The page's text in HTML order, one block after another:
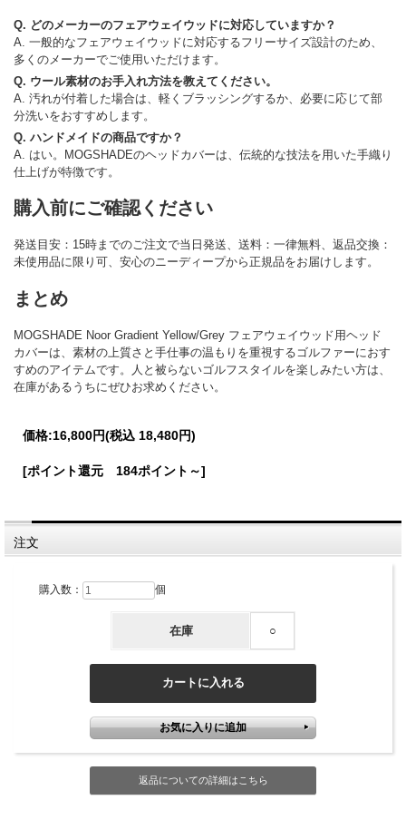
Q. どのメーカーのフェアウェイウッドに対応していますか？
A. 一般的なフェアウェイウッドに対応するフリーサイズ設計のため、
多くのメーカーでご使用いただけます。
Q. ウール素材のお手入れ方法を教えてください。
A. 汚れが付着した場合は、軽くブラッシングするか、必要に応じて部
分洗いをおすすめします。
Q. ハンドメイドの商品ですか？
A. はい。MOGSHADEのヘッドカバーは、伝統的な技法を用いた手織り
仕上げが特徴です。
購入前にご確認ください
発送目安：15時までのご注文で当日発送、送料：一律無料、返品交換：
未使用品に限り可、安心のニーディープから正規品をお届けします。
まとめ
MOGSHADE Noor Gradient Yellow/Grey フェアウェイウッド用ヘッド
カバーは、素材の上質さと手仕事の温もりを重視するゴルファーにおす
すめのアイテムです。人と被らないゴルフスタイルを楽しみたい方は、
在庫があるうちにぜひお求めください。
価格:16,800円(税込 18,480円)
[ポイント還元 184ポイント～]
注文
購入数： 個
在庫 ○
返品についての詳細はこちら